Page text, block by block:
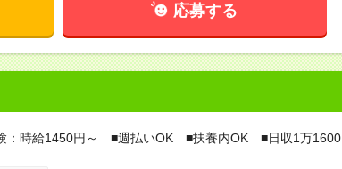
応募する
：時給1450円～ ■週払いOK ■扶養内OK ■日収1万1600